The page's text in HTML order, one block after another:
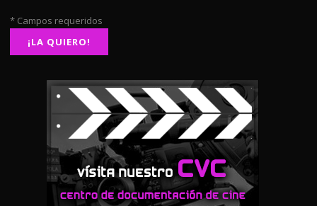
* Campos requeridos